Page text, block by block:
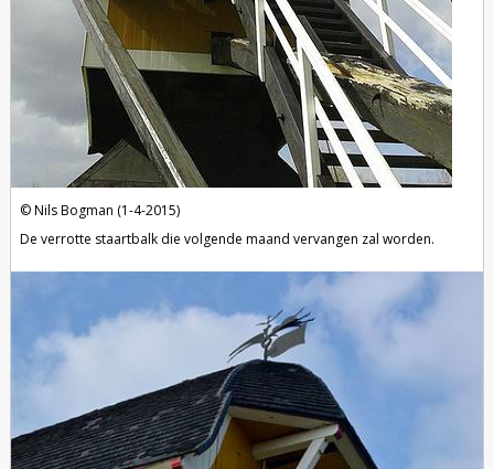
Nils Bogman (1-4-2015)
De verrotte staartbalk die volgende maand vervangen zal worden.